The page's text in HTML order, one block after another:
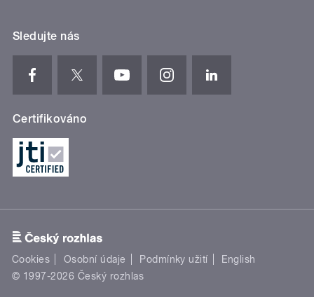
Sledujte nás
Certifikováno
Cookies Osobní údaje Podmínky užití
English
© 1997-2026 Český rozhlas